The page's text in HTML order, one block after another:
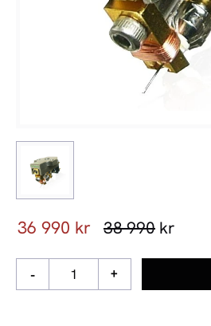
Nedsatt pris:
36 990 kr Ordinarie pris:
38 990 kr
+
-